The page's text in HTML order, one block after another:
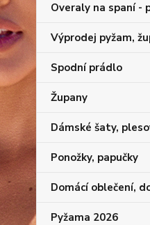
Overaly na spaní -
Výprodej pyžam,
Spodní prádlo
Župany
Dámské šaty,
Ponožky, papučky
Domácí oblečení,
Pyžama 2026